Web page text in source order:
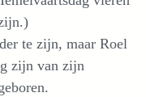
te zijn, maar Roel
zijn van zijn